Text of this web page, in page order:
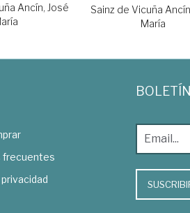
Ancín, José
Sainz de Vicuña
María
frecuentes